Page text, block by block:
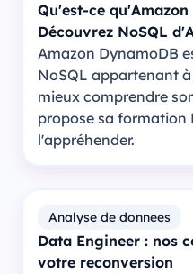
Qu'est-ce qu'Amazon
Découvrez NoSQL
Amazon DynamoDB
NoSQL appartenant
mieux comprendre
propose sa formation
l'appréhender.
Analyse de donnees
Data Engineer : nos
votre reconversion